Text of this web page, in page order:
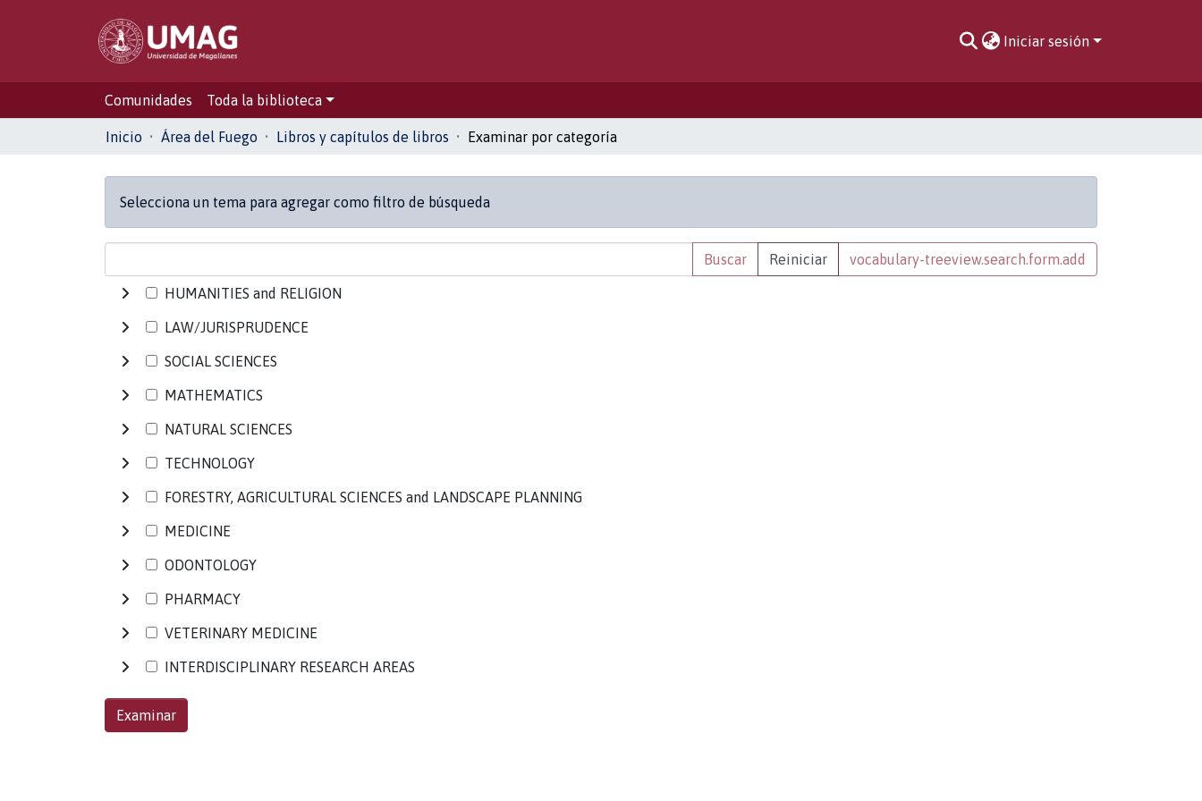
Iniciar sesión
Comunidades Toda la biblioteca
Inicio Área del Fuego Libros y capítulos de libros Examinar por categoría
Selecciona un tema para agregar como filtro de búsqueda
Buscar Reiniciar vocabulary-treeview.search.form.add
HUMANITIES and RELIGION
LAW/JURISPRUDENCE
SOCIAL SCIENCES
MATHEMATICS
NATURAL SCIENCES
TECHNOLOGY
FORESTRY, AGRICULTURAL SCIENCES and LANDSCAPE PLANNING
MEDICINE
ODONTOLOGY
PHARMACY
VETERINARY MEDICINE
INTERDISCIPLINARY RESEARCH AREAS
Examinar